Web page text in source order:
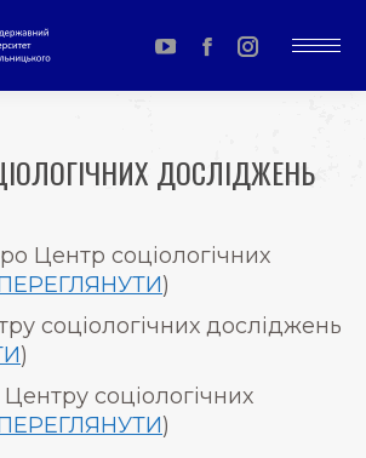
YouTube
page
in
window
Facebook
page
in
window
Instagram
page
in
ДОСЛІДЖЕНЬ
Центр соціологічних
)
соціологічних досліджень
)
соціологічних
)